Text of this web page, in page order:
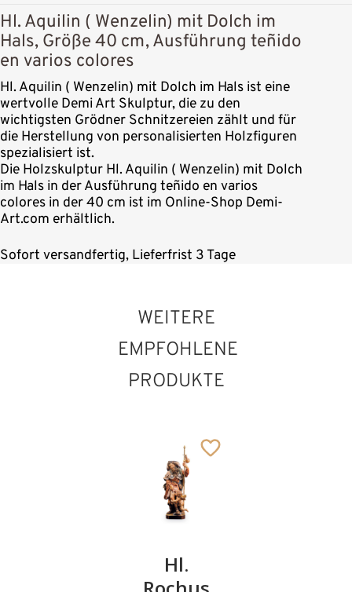
Hl. Aquilin ( Wenzelin) mit Dolch im
Hals, Größe 40 cm, Ausführung teñido
en varios colores
Hl. Aquilin ( Wenzelin) mit Dolch im Hals ist eine
wertvolle Demi Art Skulptur, die zu den
wichtigsten Grödner Schnitzereien zählt und für
die Herstellung von personalisierten Holzfiguren
spezialisiert ist.
Die Holzskulptur Hl. Aquilin ( Wenzelin) mit Dolch
im Hals in der Ausführung teñido en varios
colores in der 40 cm ist im Online-Shop Demi-
Art.com erhältlich.
Sofort versandfertig, Lieferfrist 3 Tage
WEITERE
EMPFOHLENE
PRODUKTE
Hl.